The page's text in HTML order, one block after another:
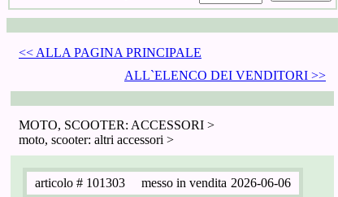
<< ALLA PAGINA PRINCIPALE
ALL`ELENCO DEI VENDITORI >>
MOTO, SCOOTER: ACCESSORI >
moto, scooter: altri accessori >
articolo # 101303 messo in vendita 2026-06-06